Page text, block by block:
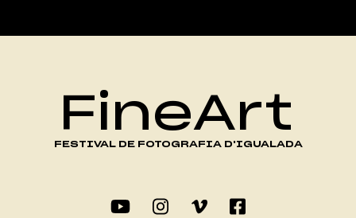
FineArt
FESTIVAL DE FOTOGRAFIA D'IGUALADA